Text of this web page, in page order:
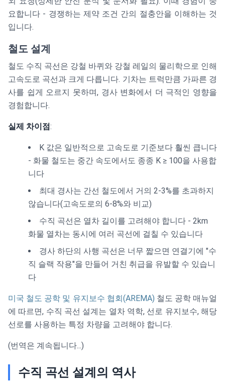
요합니다 - 경쟁하는 제약 조건 간의 절충안을 이해하는 것
입니다.
철도 설계
철도 수직 곡선은 강철 바퀴와 강철 레일의 물리학으로 인해
고속도로 곡선과 크게 다릅니다. 기차는 트럭만큼 가파른 경
사를 쉽게 오르지 못하며, 경사 변화에서 더 극적인 영향을
경험합니다.
실제 차이점:
K 값은 일반적으로 고속도로 기준보다 훨씬 큽니다
- 화물 철도는 중간 속도에서도 종종 K ≥ 100을 사용합
니다
최대 경사는 간선 철도에서 거의 2-3%를 초과하지
않습니다(고속도로의 6-8%와 비교)
수직 곡선은 열차 길이를 고려해야 합니다 - 2km
화물 열차는 동시에 여러 곡선에 걸칠 수 있습니다
경사 하단의 사행 곡선은 너무 짧으면 연결기에 "수
직 슬랙 작용"을 만들어 거친 취급을 유발할 수 있습니
다
미국 철도 공학 및 유지보수 협회(AREMA) 철도 공학 매뉴얼
에 따르면, 수직 곡선 설계는 열차 역학, 선로 유지보수, 해당
선로를 사용하는 특정 차량을 고려해야 합니다.
(번역은 계속됩니다...)
수직 곡선 설계의 역사